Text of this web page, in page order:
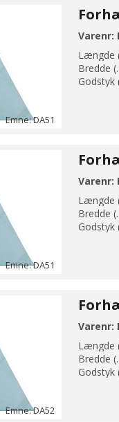
Emne: DA51
Varenr:
Emne: DA51
Varenr:
Emne: DA52
Varenr: